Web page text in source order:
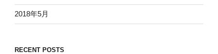
2018年5月
RECENT POSTS